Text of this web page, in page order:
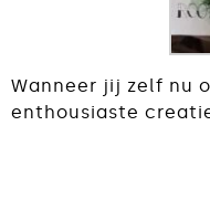
Wanneer jij zelf nu
enthousiaste